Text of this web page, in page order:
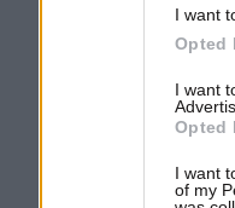
I want
Opted
I want
Opted
I want
of my